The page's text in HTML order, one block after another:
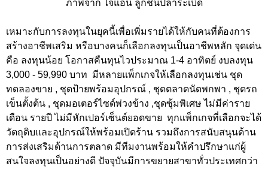
ภาพจาก ไจแอ้น ลูกชิ้นปลาระเบิด
เหมาะกับการลงทุนในยุคนี้เพื่อเพิ่มรายได้ให้กับคนที่ต้องการ
สร้างอาชีพเสริม หรือบางคนก็เลือกลงทุนเป็นอาชีพหลัก จุดเด่น
คือ ลงทุนน้อย โอกาสคืนทุนไวประมาณ 1-4 อาทิตย์ งบลงทุน
3,000 - 59,990 บาท มีหลายแพ็กเกจให้เลือกลงทุนเช่น ชุด
ทดลองขาย , ชุดป้ายพร้อมอุปกรณ์ , ชุดตลาดนัดพกพา , ชุดรถ
เข็นตั้งต้น , ชุดมอเตอร์ไซด์พ่วงข้าง ,ชุดซุ้มพิเศษ ไม่มีค่าราย
เดือน รายปี ไม่มีหักเปอร์เซ็นต์ยอดขาย ทุกแพ็กเกจที่เลือกจะได้
วัตถุดิบและอุปกรณ์ให้พร้อมเปิดร้าน รวมถึงการสนับสนุนด้าน
การส่งเสริมด้านการตลาด มีทีมงานพร้อมให้คำปรึกษาแก่ผู้
สนใจลงทุนเป็นอย่างดี ปัจจุบันมีการขยายสาขาทั่วประเทศกว่า